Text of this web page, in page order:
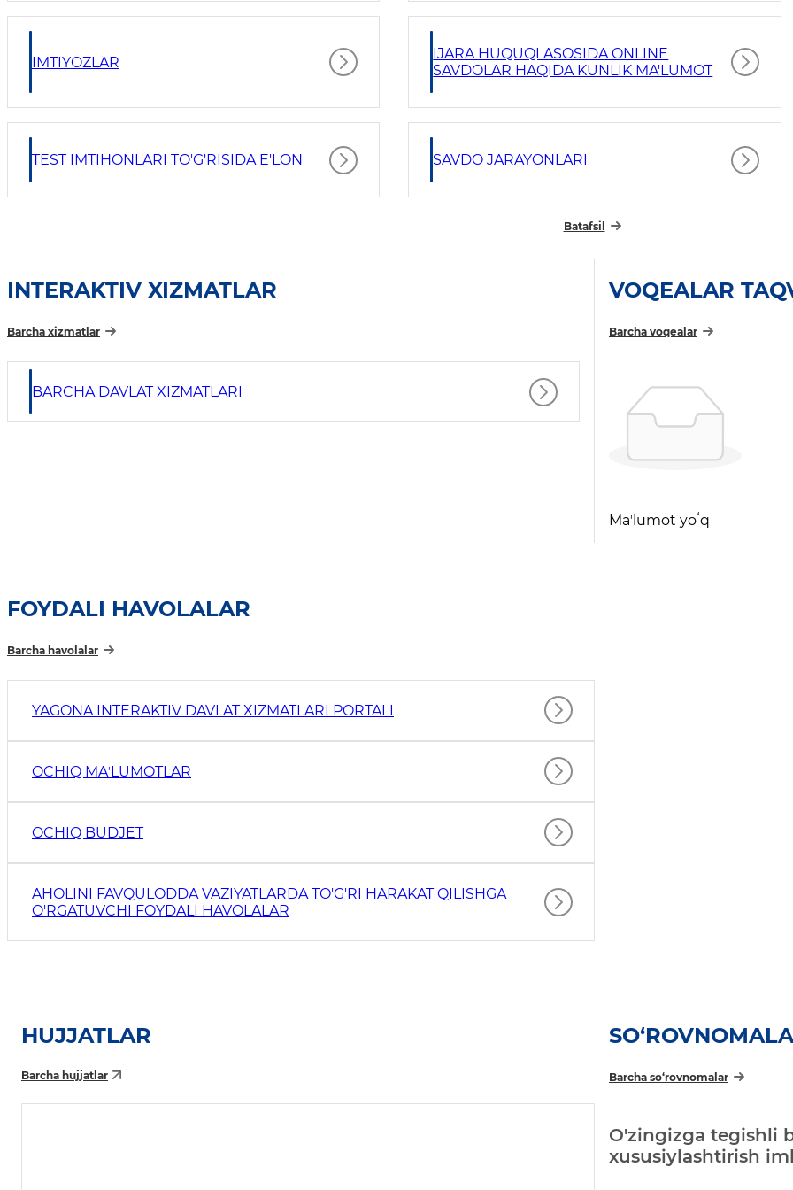
IMTIYOZLAR
IJARA HUQUQI ASOSIDA ONLINE
SAVDOLAR HAQIDA KUNLIK MA'LUMOT
TEST IMTIHONLARI TO'G'RISIDA E'LON SAVDO JARAYONLARI
Batafsil
INTERAKTIV XIZMATLAR
Barcha xizmatlar
BARCHA DAVLAT XIZMATLARI
VOQEALAR
Barcha voqealar
Maʼlumot yoʻq
FOYDALI HAVOLALAR
Barcha havolalar
YAGONA INTERAKTIV DAVLAT XIZMATLARI PORTALI
OCHIQ MAʼLUMOTLAR
OCHIQ BUDJET
AHOLINI FAVQULODDA VAZIYATLARDA TO'G'RI HARAKAT QILISHGA
O'RGATUVCHI FOYDALI HAVOLALAR
HUJJATLAR
Barcha hujjatlar Barcha so‘rovnomalar
O'zingizga tegishli
xususiylashtirish